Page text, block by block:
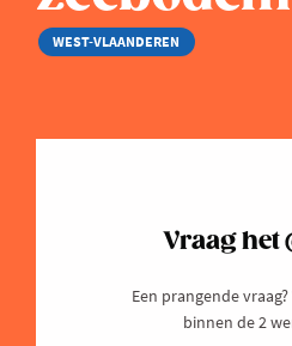
WEST-VLAANDEREN
Vraag het
Een prangende
binnen de 2